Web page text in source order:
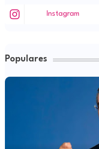
Instagram
Populares